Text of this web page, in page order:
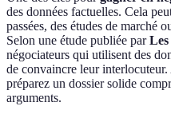
des données factuelles. Cela
passées, des études de marché
Selon une étude publiée par
négociateurs qui utilisent des
de convaincre leur
préparez un dossier solide
arguments.